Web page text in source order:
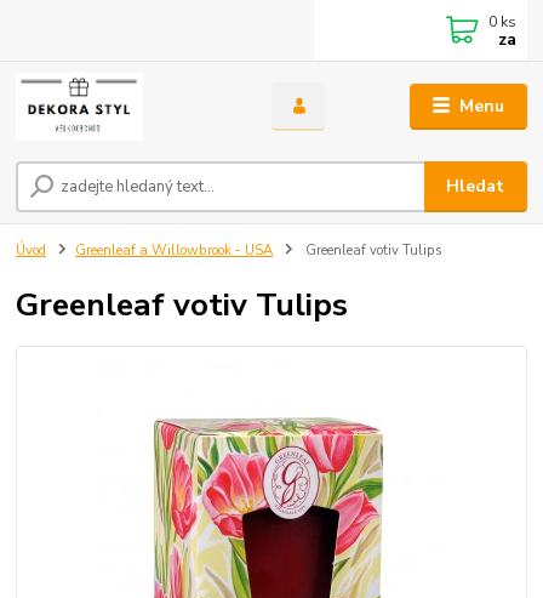
Menu
Hledat
0 ks
za
Úvod Greenleaf a Willowbrook - USA Greenleaf votiv Tulips
Greenleaf votiv Tulips